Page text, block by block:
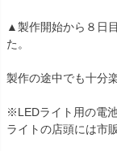
▲製作開始から８日
た。
製作の途中でも十分
※LEDライト用の電
ライトの店頭には市